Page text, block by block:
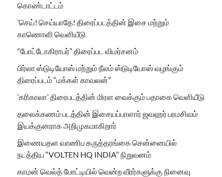
கொண்டாட்டம்
‘செய்! செய்யாதே! திரைப்படத்தின் இசை மற்றும்
காணொளி வெளியீடு
“போட்டோகிராபர்” திரைப்பட விமர்சனம்
பிர்லா ஸ்டுடியோஸ் மற்றும் நீலம் ஸ்டுடியோஸ் வழங்கும்
திரைப்படம் “மக்கள் காவலன்”
‘கரிகாலா’ திரைபடத்தின் மிரள வைக்கும் பதாகை வெளியீடு
தலைக்கணம் படத்தின் இசையப்பாளார் ஜவஹர் பரமசிவம்
இயக்குனராக அறிமுகமாகிறார்
இணையதள வாணிப கருத்தரங்கை சென்னையில்
நடத்திய “VOLTEN HQ INDIA” நிறுவனம்
காமன் வெல்த் போட்டியில் வென்ற வீரர்களுக்கு நினைவு